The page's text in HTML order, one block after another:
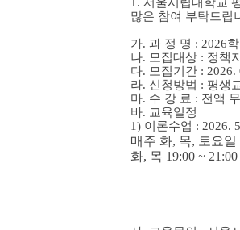
많은 참여 부탁드립
가. 과 정 명 : 2026
나. 모집대상 : 정책
다. 모집기간 :
라. 신청방법 : 평생
마. 수 강 료 : 전액
바. 교육일정
1) 이론수업 : 2026.
매주 화, 목, 토요
화, 목 19:00 ~